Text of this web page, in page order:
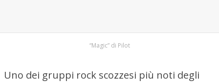
“Magic” di Pilot
Uno dei gruppi rock scozzesi più noti degli